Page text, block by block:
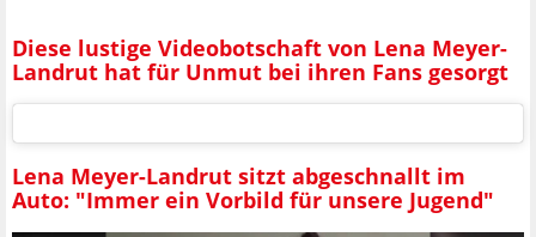
Diese lustige Videobotschaft von Lena Meyer-
Landrut hat für Unmut bei ihren Fans gesorgt
Lena Meyer-Landrut sitzt abgeschnallt im
Auto: "Immer ein Vorbild für unsere Jugend"